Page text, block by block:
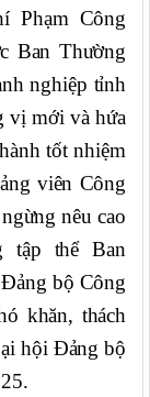
Phạm Công
Ban Thường
nghiệp tỉnh
vị mới vàhứa
tốt nhiệm
viên Công
nêu cao
tập thể Ban
bộ Công
khăn, thách
hội Đảng bộ